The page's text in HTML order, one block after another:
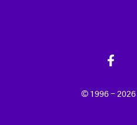
© 1996 -